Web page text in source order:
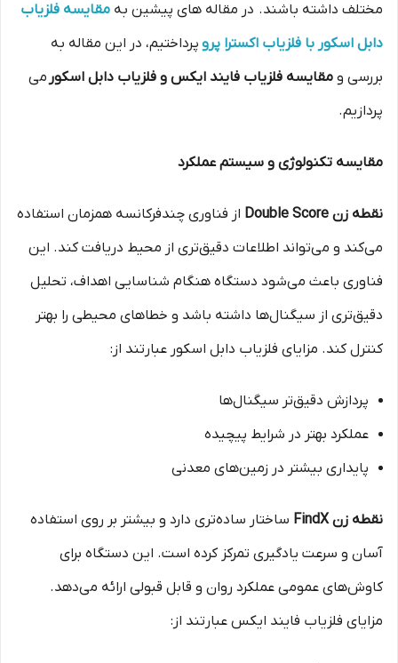
مختلف داشته باشند. در مقاله های پیشین به مقایسه فلزیاب
دابل اسکور با فلزیاب اکسترا پرو پرداختیم، در این مقاله به
بررسی و مقایسه فلزیاب فایند ایکس و فلزیاب دابل اسکور می
پردازیم.
مقایسه تکنولوژی و سیستم عملکرد
نقطه زن Double Score
از فناوری چندفرکانسه همزمان استفاده
می‌کند و می‌تواند اطلاعات دقیق‌تری از محیط دریافت کند. این
فناوری باعث می‌شود دستگاه هنگام شناسایی اهداف، تحلیل
دقیق‌تری از سیگنال‌ها داشته باشد و خطاهای محیطی را بهتر
کنترل کند. مزایای فلزیاب دابل اسکور عبارتند از:
پردازش دقیق‌تر سیگنال‌ها
عملکرد بهتر در شرایط پیچیده
پایداری بیشتر در زمین‌های معدنی
نقطه زن FindX
ساختار ساده‌تری دارد و بیشتر بر روی استفاده
آسان و سرعت یادگیری تمرکز کرده است. این دستگاه برای
کاوش‌های عمومی عملکرد روان و قابل قبولی ارائه می‌دهد.
مزایای فلزیاب فایند ایکس عبارتند از: